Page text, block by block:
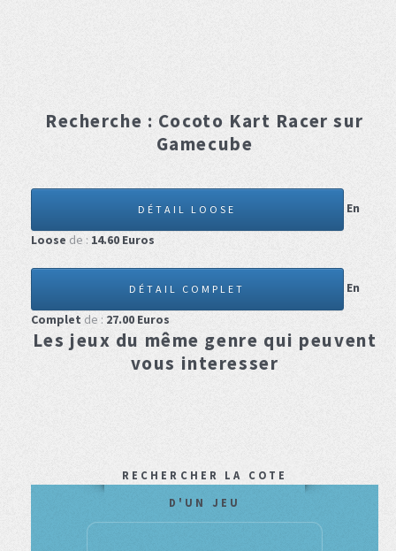
Recherche : Cocoto Kart Racer sur
Gamecube
DÉTAIL LOOSE
En
Loose de : 14.60 Euros
DÉTAIL COMPLET
En
Complet de : 27.00 Euros
Les jeux du même genre qui peuvent
vous interesser
RECHERCHER LA COTE
D'UN JEU